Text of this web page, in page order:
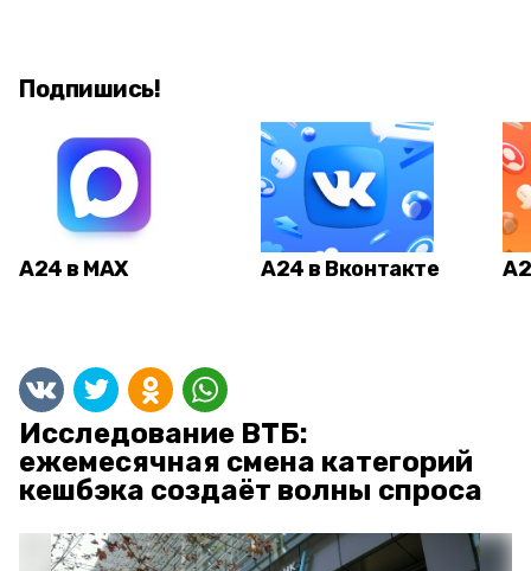
Подпишись!
А24 в MAX А24 в Вконтакте
Исследование ВТБ:
ежемесячная смена категорий
кешбэка создаёт волны спроса